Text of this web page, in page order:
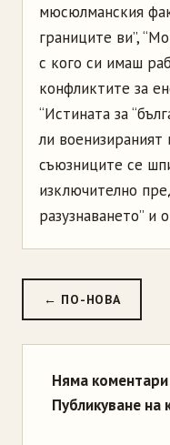
мюсюлманския
границите ви”,
с кого си имаш
конфликтите за
“Истината за
ли военизираният
съюзниците се
изключително
разузнаването” и
← ПО-НОВА
Няма
Публикуване на